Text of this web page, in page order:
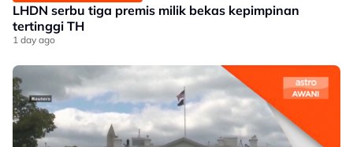
LHDN serbu tiga premis milik bekas kepimpinan
tertinggi TH
1 day ago